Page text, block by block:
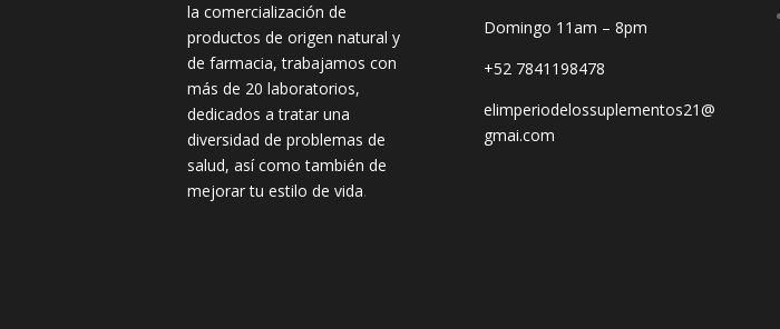
la comercialización de
productos de origen natural y
de farmacia, trabajamos con
más de 20 laboratorios,
dedicados a tratar una
diversidad de problemas de
salud, así como también de
mejorar tu estilo de vida.
Domingo 11am – 8pm
+52 7841198478
elimperiodelossuplementos21@
gmai.com